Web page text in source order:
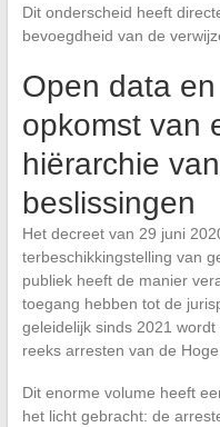
Dit onderscheid heeft
bevoegdheid van de
Open data
opkomst van
hiërarchie
beslissingen
Het decreet van 29 juni
terbeschikkingstelling van
publiek heeft de manier
toegang hebben tot de
geleidelijk sinds 2021
reeks arresten van de
Dit enorme volume heeft
het licht gebracht: de